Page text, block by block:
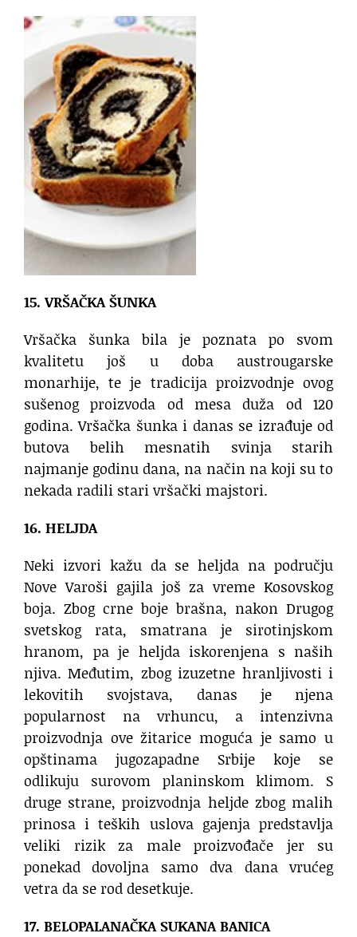
15. VRŠAČKA ŠUNKA
Vršačka šunka bila je poznata po svom
kvalitetu još u doba austrougarske
monarhije, te je tradicija proizvodnje ovog
sušenog proizvoda od mesa duža od 120
godina. Vršačka šunka i danas se izrađuje od
butova belih mesnatih svinja starih
najmanje godinu dana, na način na koji su to
nekada radili stari vršački majstori.
16. HELJDA
Neki izvori kažu da se heljda na području
Nove Varoši gajila još za vreme Kosovskog
boja. Zbog crne boje brašna, nakon Drugog
svetskog rata, smatrana je sirotinjskom
hranom, pa je heljda iskorenjena s naših
njiva. Međutim, zbog izuzetne hranljivosti i
lekovitih svojstava, danas je njena
popularnost na vrhuncu, a intenzivna
proizvodnja ove žitarice moguća je samo u
opštinama jugozapadne Srbije koje se
odlikuju surovom planinskom klimom. S
druge strane, proizvodnja heljde zbog malih
prinosa i teških uslova gajenja predstavlja
veliki rizik za male proizvođače jer su
ponekad dovoljna samo dva dana vrućeg
vetra da se rod desetkuje.
17. BELOPALANAČKA SUKANA BANICA